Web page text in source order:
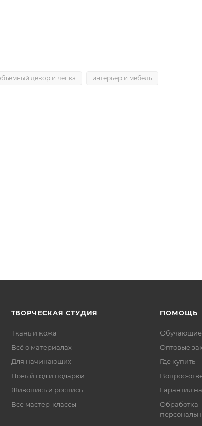
декор и лепка интерьер и мебель
ТВОРЧЕСКАЯ СТУДИЯ
Ткань и кожа
Всё о материалах
Для начинающих
Новый год и подарки
Живопись и роспись
Все мастер-классы
ПОМОЩЬ
Обучающие
Оптовые
Где купить
Вопрос-
Гарантия
Обработка